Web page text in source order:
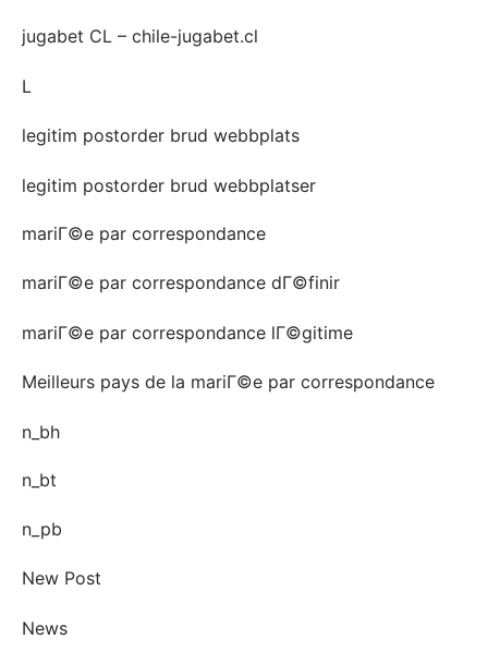
jugabet CL – chile-jugabet.cl
L
legitim postorder brud webbplats
legitim postorder brud webbplatser
mariГ©e par correspondance
mariГ©e par correspondance dГ©finir
mariГ©e par correspondance lГ©gitime
Meilleurs pays de la mariГ©e par correspondance
n_bh
n_bt
n_pb
New Post
News